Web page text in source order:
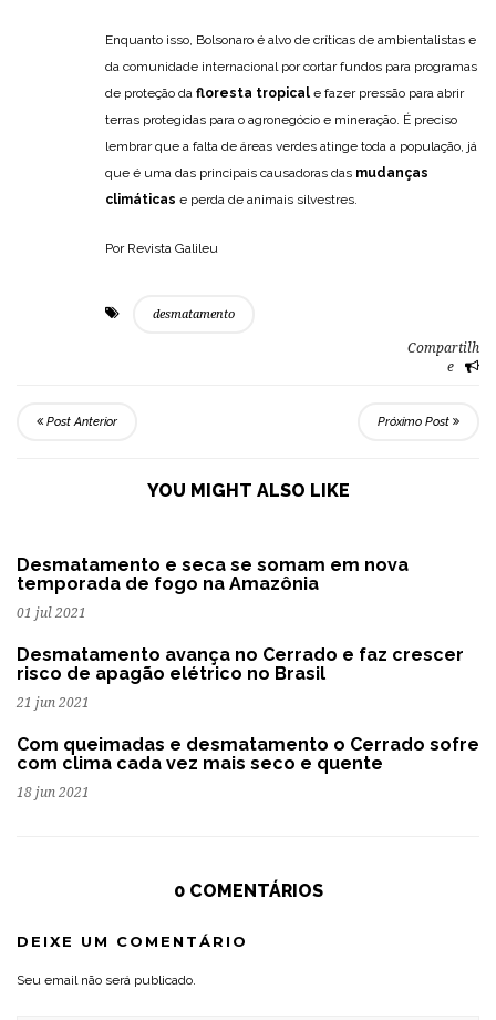
Enquanto isso, Bolsonaro é alvo de críticas de ambientalistas e
da comunidade internacional por cortar fundos para programas
de proteção da floresta tropical e fazer pressão para abrir
terras protegidas para o agronegócio e mineração. É preciso
lembrar que a falta de áreas verdes atinge toda a população, já
que é uma das principais causadoras das mudanças
climáticas e perda de animais silvestres.
Por Revista Galileu
desmatamento
Compartilh
e
Post Anterior Próximo Post
YOU MIGHT ALSO LIKE
Desmatamento e seca se somam em nova
temporada de fogo na Amazônia
01 jul 2021
Desmatamento avança no Cerrado e faz crescer
risco de apagão elétrico no Brasil
21 jun 2021
Com queimadas e desmatamento o Cerrado sofre
com clima cada vez mais seco e quente
18 jun 2021
0 COMENTÁRIOS
DEIXE UM COMENTÁRIO
Seu email não será publicado.